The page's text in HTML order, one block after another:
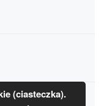
(ciasteczka).